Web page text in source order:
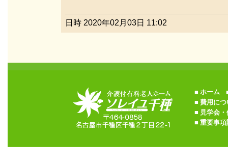
日時 2020年02月03日 11:02
■ ホーム
■ 費用につ
■ 見学会
■ 重要事項